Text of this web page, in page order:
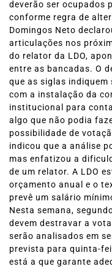
deverão ser ocupados
conforme regra de
Domingos Neto
articulações nos
do relator da LDO,
entre as bancadas. O
que as siglas
com a instalação da
institucional para
algo que não podia
possibilidade de
indicou que a análise
mas enfatizou a
de um relator. A LDO
orçamento anual e o
prevê um salário
Nesta semana,
devem destravar a
serão analisados em
prevista para
está a que garante